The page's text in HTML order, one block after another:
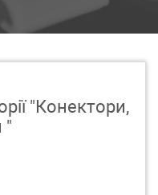
"Конектори,
"